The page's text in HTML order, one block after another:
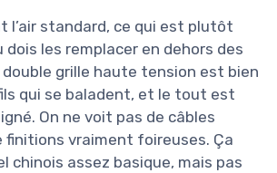
l’air standard, ce qui est plutôt
dois les remplacer en dehors des
grille haute tension est bien
qui se baladent, et le tout est
On ne voit pas de câbles
finitions vraiment foireuses. Ça
chinois assez basique, mais pas